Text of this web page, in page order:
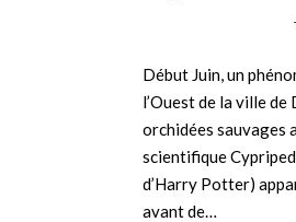
Début Juin, un
l’Ouest de la ville
orchidées sauvages
scientifique
d’Harry Potter)
avant de…